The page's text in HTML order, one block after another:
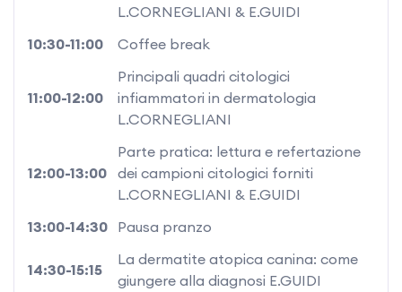
L.CORNEGLIANI & E.GUIDI
10:30-11:00
Coffee break
11:00-12:00
Principali quadri citologici
infiammatori in dermatologia
L.CORNEGLIANI
12:00-13:00
Parte pratica: lettura e refertazione
dei campioni citologici forniti
L.CORNEGLIANI & E.GUIDI
13:00-14:30 Pausa pranzo
14:30-15:15
La dermatite atopica canina: come
giungere alla diagnosi E.GUIDI